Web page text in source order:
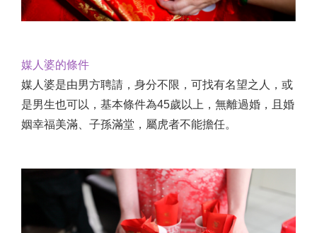
媒人婆的條件
媒人婆是由男方聘請，身分不限，可找有名望之人，或
是男生也可以，基本條件為45歲以上，無離過婚，且婚
姻幸福美滿、子孫滿堂，屬虎者不能擔任。